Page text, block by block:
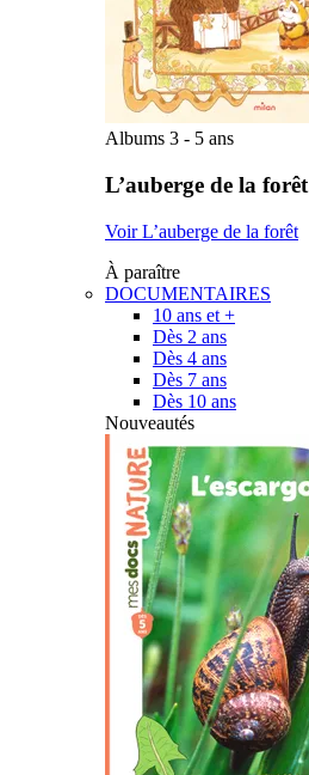
Albums 3 - 5 ans
L’auberge de la forêt
Voir L’auberge de la forêt
À paraître
DOCUMENTAIRES
10 ans et +
Dès 2 ans
Dès 4 ans
Dès 7 ans
Dès 10 ans
Nouveautés